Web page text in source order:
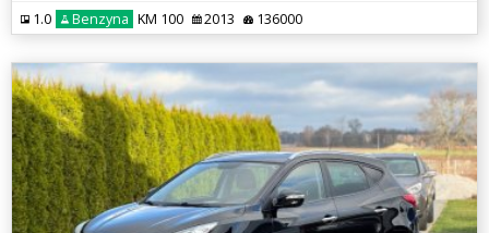
1.0 Benzyna KM 100 2013 136000